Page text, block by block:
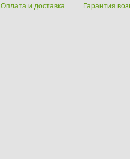
Оплата и доставка Гарантия